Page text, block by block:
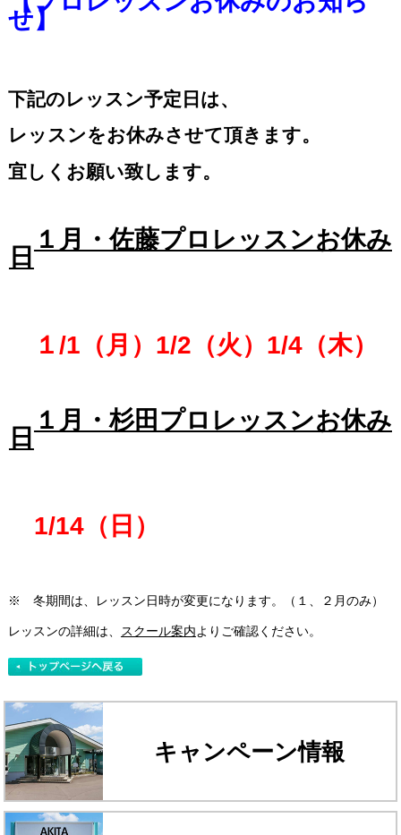
せ】
下記のレッスン予定日は、
レッスンをお休みさせて頂きます。
宜しくお願い致します。
１月・佐藤プロレッスンお休み
日
１/1（月）1/2（火）1/4（木）
１月・杉田プロレッスンお休み
日
1/14（日）
※ 冬期間は、レッスン日時が変更になります。（１、２月のみ）
レッスンの詳細は、 スクール案内よりご確認ください。
キャンペーン情報